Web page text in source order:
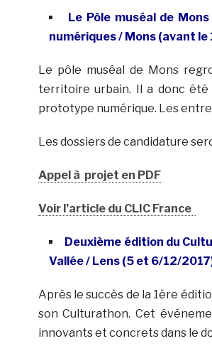
Le Pôle muséal de
numériques / Mons (avant le
Le pôle muséal de Mons
territoire urbain. Il a donc été
prototype numérique. Les
Les dossiers de candidature
Appel à projet en PDF
Voir l’article du CLIC France
Deuxième édition du
Vallée / Lens (5 et 6/12/
Après le succès de la 1ère
son Culturathon. Cet
innovants et concrets dans le